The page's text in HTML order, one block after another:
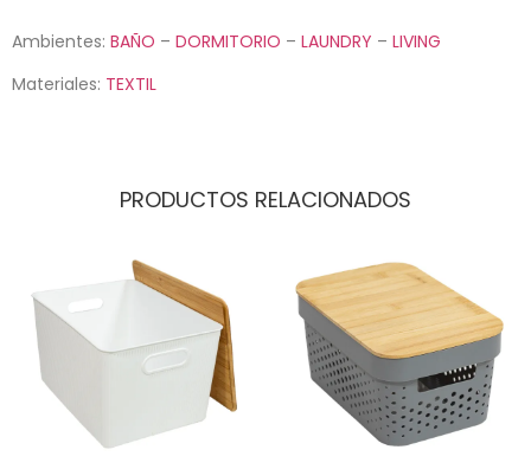
Ambientes: BAÑO – DORMITORIO – LAUNDRY – LIVING
Materiales: TEXTIL
PRODUCTOS RELACIONADOS